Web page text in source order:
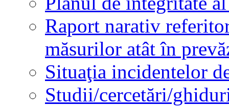
Raport narativ
măsurilor atât în
Situaţia incidentelor
Studii/cercetări/